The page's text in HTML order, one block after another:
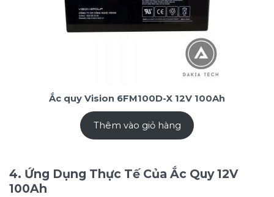
Ắc quy Vision 6FM100D-X 12V 100Ah
Thêm vào giỏ hàng
4. Ứng Dụng Thực Tế Của Ắc Quy 12V
100Ah